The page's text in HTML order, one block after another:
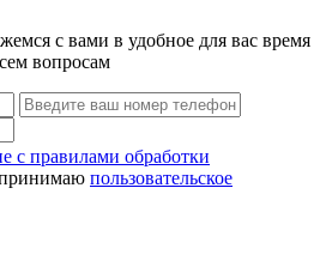
с вами в удобное для вас время
вопросам
с правилами обработки
пользовательское